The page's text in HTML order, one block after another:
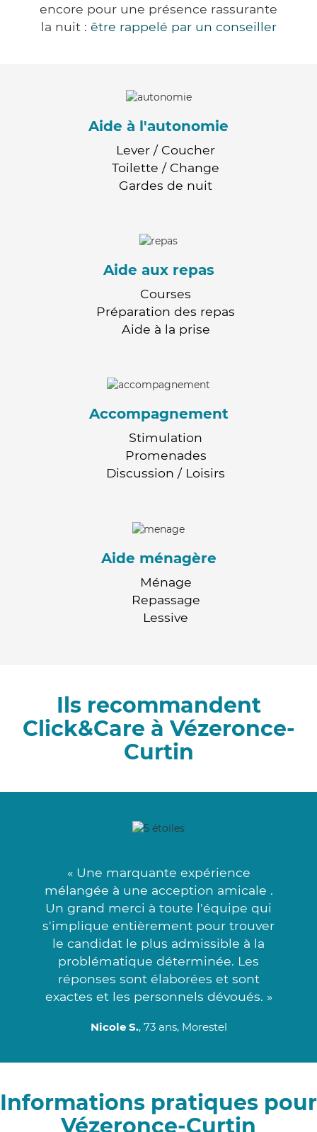
encore pour une présence rassurante
la nuit : être rappelé par un conseiller
Aide à l'autonomie
Lever / Coucher
Toilette / Change
Gardes de nuit
Aide aux repas
Courses
Préparation des repas
Aide à la prise
Accompagnement
Stimulation
Promenades
Discussion / Loisirs
Aide ménagère
Ménage
Repassage
Lessive
Ils recommandent
Click&Care à Vézeronce-
Curtin
« Une marquante expérience
mélangée à une acception amicale .
Un grand merci à toute l'équipe qui
s'implique entièrement pour trouver
le candidat le plus admissible à la
problématique déterminée. Les
réponses sont élaborées et sont
exactes et les personnels dévoués. »
Nicole S., 73 ans, Morestel
Informations pratiques pour
Vézeronce-Curtin